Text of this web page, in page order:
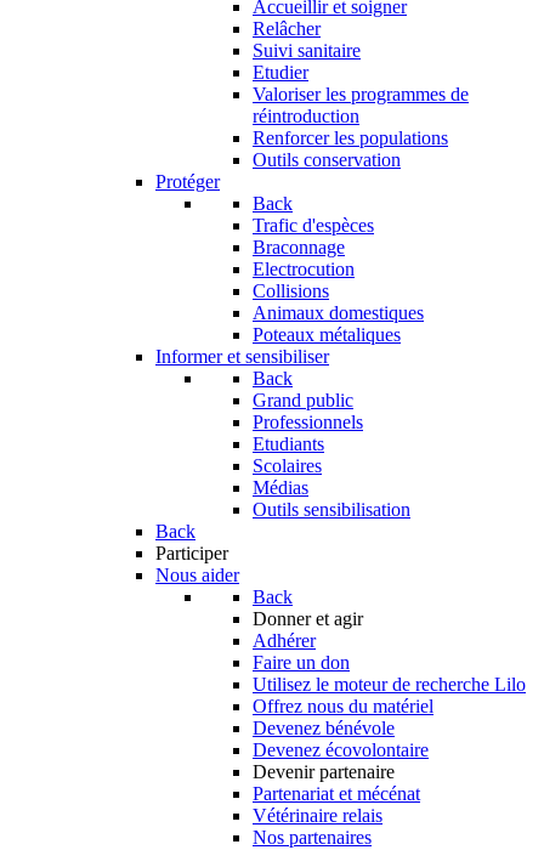
Accueillir et soigner
Relâcher
Suivi sanitaire
Etudier
Valoriser les programmes de
réintroduction
Renforcer les populations
Outils conservation
Protéger
Back
Trafic d'espèces
Braconnage
Electrocution
Collisions
Animaux domestiques
Poteaux métaliques
Informer et sensibiliser
Back
Grand public
Professionnels
Etudiants
Scolaires
Médias
Outils sensibilisation
Back
Participer
Nous aider
Back
Donner et agir
Adhérer
Faire un don
Utilisez le moteur de recherche Lilo
Offrez nous du matériel
Devenez bénévole
Devenez écovolontaire
Devenir partenaire
Partenariat et mécénat
Vétérinaire relais
Nos partenaires